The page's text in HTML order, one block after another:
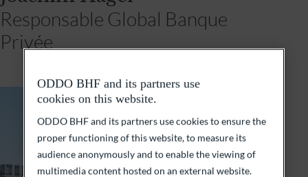
Responsable Global Banque
Privée
ODDO BHF and its partners use
cookies on this website.
ODDO BHF and its partners use cookies to ensure the
proper functioning of this website, to measure its
audience anonymously and to enable the viewing of
multimedia content hosted on an external website.